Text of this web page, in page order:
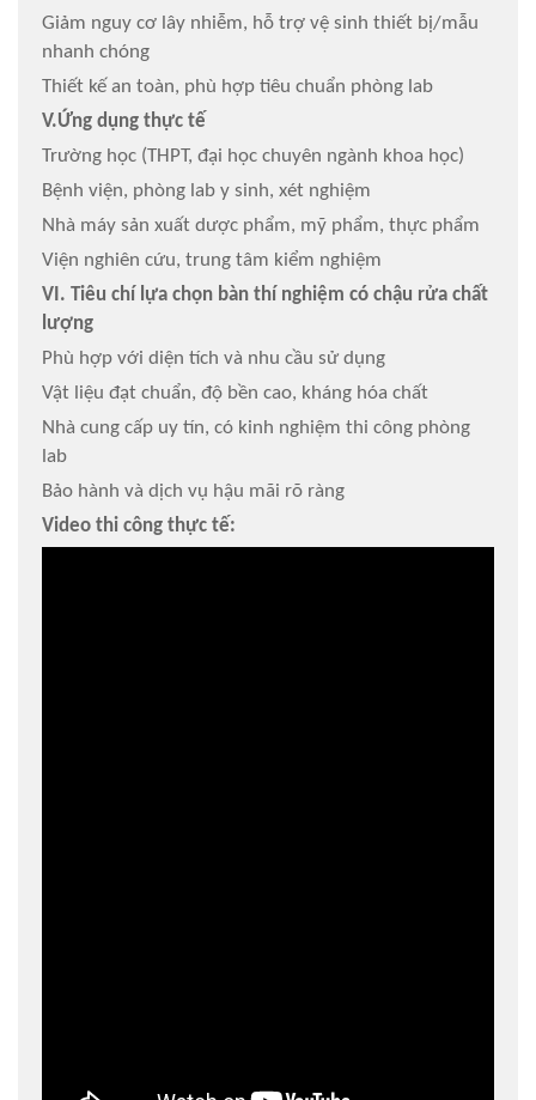
Giảm nguy cơ lây nhiễm, hỗ trợ vệ sinh thiết bị/mẫu
nhanh chóng
Thiết kế an toàn, phù hợp tiêu chuẩn phòng lab
V.Ứng dụng thực tế
Trường học (THPT, đại học chuyên ngành khoa học)
Bệnh viện, phòng lab y sinh, xét nghiệm
Nhà máy sản xuất dược phẩm, mỹ phẩm, thực phẩm
Viện nghiên cứu, trung tâm kiểm nghiệm
VI. Tiêu chí lựa chọn bàn thí nghiệm có chậu rửa chất
lượng
Phù hợp với diện tích và nhu cầu sử dụng
Vật liệu đạt chuẩn, độ bền cao, kháng hóa chất
Nhà cung cấp uy tín, có kinh nghiệm thi công phòng
lab
Bảo hành và dịch vụ hậu mãi rõ ràng
Video thi công thực tế: